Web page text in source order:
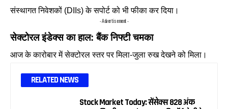
संस्थागत निवेशकों (DIIs) के सपोर्ट को भी फीका कर दिया।
- Advertisement -
सेक्टोरल इंडेक्स का हाल: बैंक निफ्टी चमका
आज के कारोबार में सेक्टोरल स्तर पर मिला-जुला रुख देखने को मिला।
RELATED NEWS
Stock Market Today: सेंसेक्स 828 अंक